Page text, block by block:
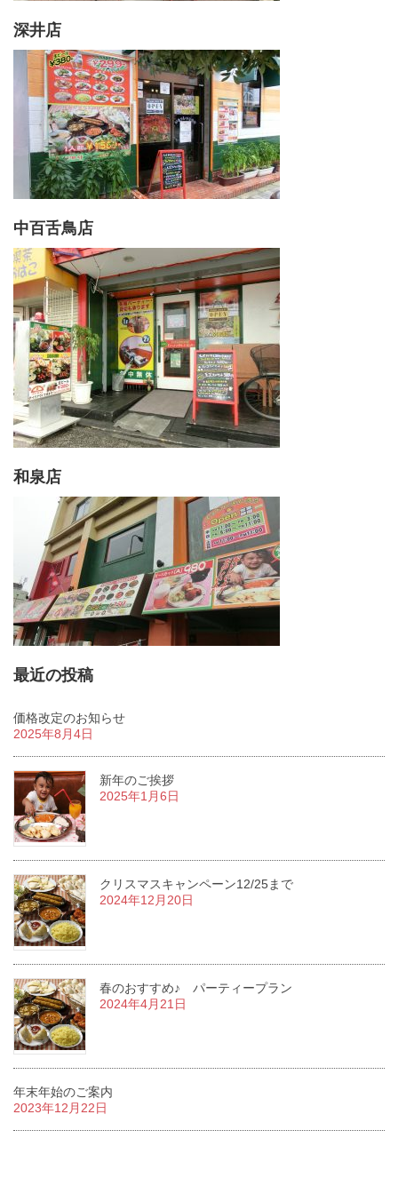
深井店
中百舌鳥店
和泉店
最近の投稿
価格改定のお知らせ
2025年8月4日
新年のご挨拶
2025年1月6日
クリスマスキャンペーン12/25まで
2024年12月20日
春のおすすめ♪ パーティープラン
2024年4月21日
年末年始のご案内
2023年12月22日